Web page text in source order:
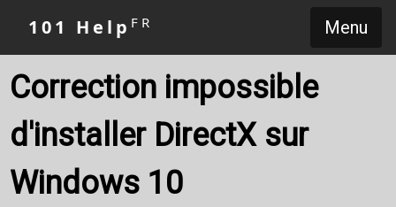
Menu
101 Help FR
Correction impossible
d'installer DirectX sur
Windows 10